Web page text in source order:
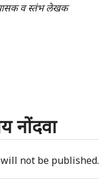
व स्तंभ लेखक
नोंदवा
not be published.